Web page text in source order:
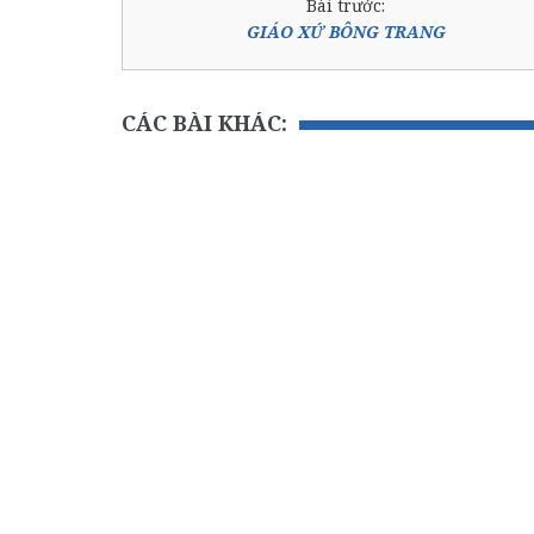
Bài trước:
GIÁO XỨ BÔNG TRANG
CÁC BÀI KHÁC: